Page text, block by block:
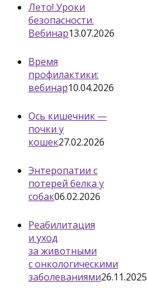
Лето! Уроки
безопасности.
Вебинар13.07.2026
Время
профилактики:
вебинар10.04.2026
Ось кишечник —
почки у
кошек27.02.2026
Энтеропатии с
потерей белка у
собак06.02.2026
Реабилитация
и уход
за животными
с онкологическими
заболеваниями26.11.2025